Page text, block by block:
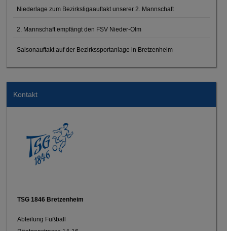
Niederlage zum Bezirksligaauftakt unserer 2. Mannschaft
2. Mannschaft empfängt den FSV Nieder-Olm
Saisonauftakt auf der Bezirkssportanlage in Bretzenheim
Kontakt
TSG 1846 Bretzenheim
Abteilung Fußball